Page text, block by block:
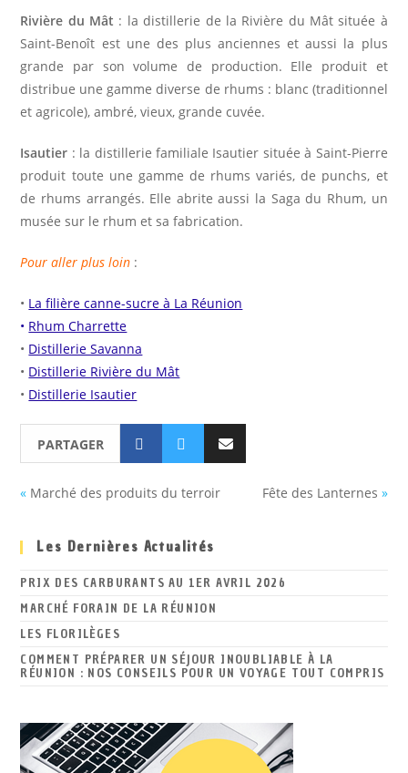
Rivière du Mât : la distillerie de la Rivière du Mât située à
Saint-Benoît est une des plus anciennes et aussi la plus
grande par son volume de production. Elle produit et
distribue une gamme diverse de rhums : blanc (traditionnel
et agricole), ambré, vieux, grande cuvée.
Isautier : la distillerie familiale Isautier située à Saint-Pierre
produit toute une gamme de rhums variés, de punchs, et
de rhums arrangés. Elle abrite aussi la Saga du Rhum, un
musée sur le rhum et sa fabrication.
Pour aller plus loin :
• La filière canne-sucre à La Réunion
• Rhum Charrette
• Distillerie Savanna
• Distillerie Rivière du Mât
• Distillerie Isautier
PARTAGER
« Marché des produits du terroir Fête des Lanternes »
Les Dernières Actualités
PRIX DES CARBURANTS AU 1ER AVRIL 2026
MARCHÉ FORAIN DE LA RÉUNION
LES FLORILÈGES
COMMENT PRÉPARER UN SÉJOUR INOUBLIABLE À LA
RÉUNION : NOS CONSEILS POUR UN VOYAGE TOUT COMPRIS